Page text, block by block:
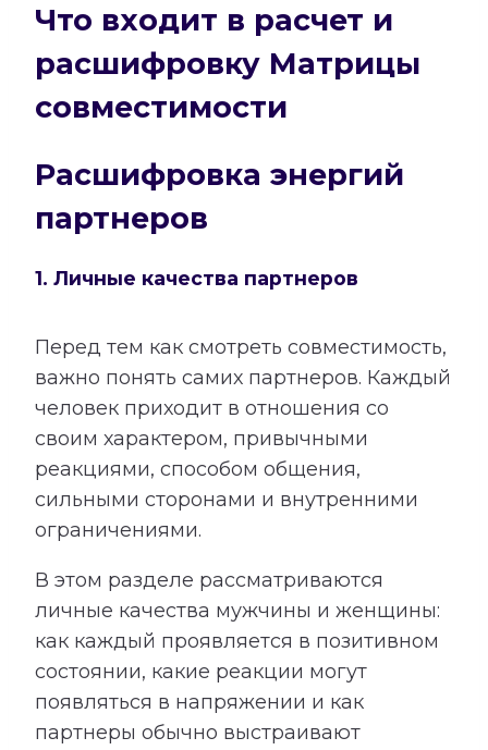
Что входит в расчет и
расшифровку Матрицы
совместимости
Расшифровка энергий
партнеров
1. Личные качества партнеров
Перед тем как смотреть совместимость,
важно понять самих партнеров. Каждый
человек приходит в отношения со
своим характером, привычными
реакциями, способом общения,
сильными сторонами и внутренними
ограничениями.
В этом разделе рассматриваются
личные качества мужчины и женщины:
как каждый проявляется в позитивном
состоянии, какие реакции могут
появляться в напряжении и как
партнеры обычно выстраивают